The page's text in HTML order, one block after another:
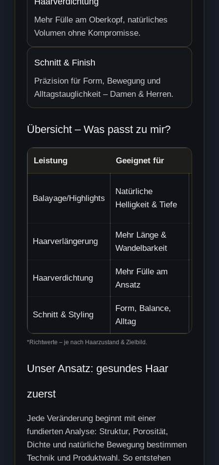
Mehr Fülle am Oberkopf, natürliches
Volumen ohne Kompromisse.
Schnitt & Finish
Präzision für Form, Bewegung und
Alltagstauglichkeit – Damen & Herren.
Übersicht – Was passt zu mir?
Leistung Geeignet für
Balayage/Highlights
Natürliche
Helligkeit & Tiefe
Haarverlängerung
Mehr Länge &
Wandelbarkeit
Haarverdichtung
Mehr Fülle am
Ansatz
Schnitt & Styling
Form, Balance,
Alltag
*Richtwerte – je nach Haarzustand & Zielbild.
Unser Ansatz: gesundes Haar
zuerst
Jede Veränderung beginnt mit einer
fundierten Analyse: Struktur, Porosität,
Dichte und natürliche Bewegung bestimmen
Technik und Produktwahl. So entstehen